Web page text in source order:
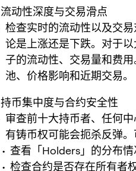
流动性深度与交易滑点
检查实时的流动性以及交
论是上涨还是下跌。对于
子的流动性、交易量和费用
池、价格影响和近期交易。
持币集中度与合约安全性
审查前十大持币者、任何
有铸币权可能会扼杀反弹。
查看「Holders」的分布情
检查合约是否存在所有者